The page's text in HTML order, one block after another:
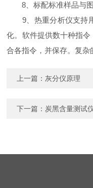
8、标配标准样品与图
9、热重分析仪支持用
化。软件提供数十种指
合各指令，并保存。复杂
上一篇： 灰分仪原理
下一篇： 炭黑含量测试